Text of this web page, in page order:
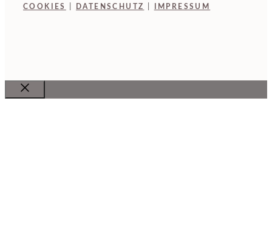
COOKIES DATENSCHUTZ IMPRESSUM